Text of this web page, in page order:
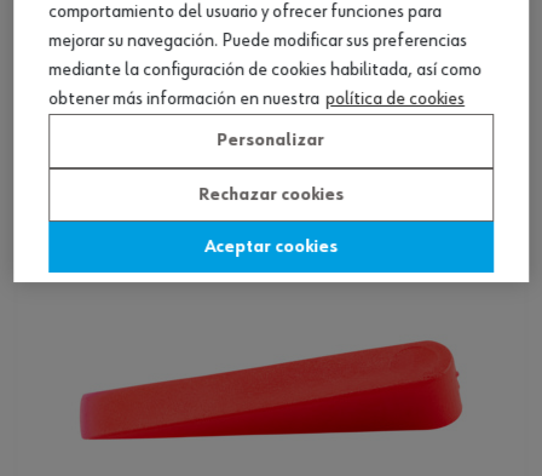
Sistema de nivelación de azulejos c. cuña
TOPLEVEL
Ver producto
comportamiento del usuario y ofrecer funciones para
mejorar su navegación. Puede modificar sus preferencias
mediante la configuración de cookies habilitada, así como
obtener más información en nuestra política de cookies
Personalizar
Rechazar cookies
Aceptar cookies